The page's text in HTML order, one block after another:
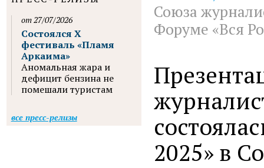
Союза
Форуме «Вся
2025» в
от 27/07/2026
Состоялся X
фестиваль «Пламя
Аркаима»
Аномальная жара и
дефицит бензина не
помешали туристам
все пресс-релизы